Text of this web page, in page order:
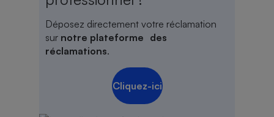
Déposez directement votre réclamation
sur notre plateforme des
réclamations.
Cliquez-ici